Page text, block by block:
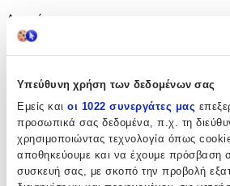
Υπεύθυνη χρήση των δεδομένων σας
Εμείς και οι 1022 συνεργάτες μας
προσωπικά σας δεδομένα, π.χ. τη
χρησιμοποιώντας τεχνολογία όπως
αποθηκεύουμε και να έχουμε πρόσβαση
συσκευή σας, με σκοπό την προβολή
Διαστάσεις
Χαρτί Εξωφύλλου:
Μαλακό Εξώφυλλο
Ηλικία:
από 6 Ετών